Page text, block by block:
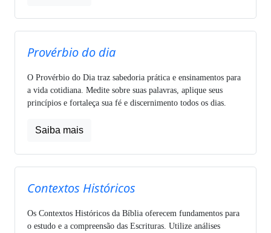
Provérbio do dia
O Provérbio do Dia traz sabedoria prática e ensinamentos para
a vida cotidiana. Medite sobre suas palavras, aplique seus
princípios e fortaleça sua fé e discernimento todos os dias.
Saiba mais
Contextos Históricos
Os Contextos Históricos da Bíblia oferecem fundamentos para
o estudo e a compreensão das Escrituras. Utilize análises